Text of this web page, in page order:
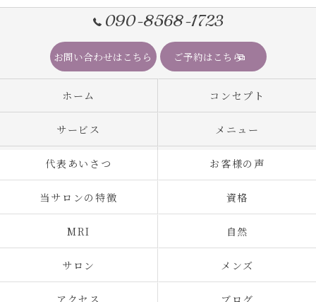
090-8568-1723
お問い合わせはこちら ご予約はこちら
ホーム コンセプト
サービス メニュー
代表あいさつ お客様の声
当サロンの特徴 資格
MRI 自然
サロン メンズ
アクセス ブログ